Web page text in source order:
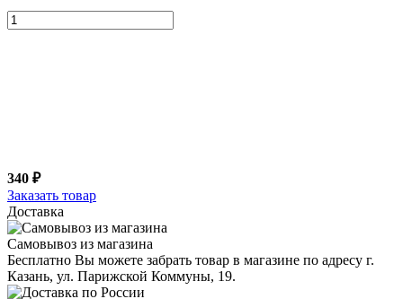
340 ₽
Заказать товар
Доставка
Самовывоз из магазина
Бесплатно Вы можете забрать товар в магазине по адресу г.
Казань, ул. Парижской Коммуны, 19.